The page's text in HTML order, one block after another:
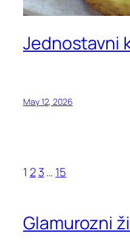
Jednostavni
May 12, 2026
1 2 3… 15
Glamurozni